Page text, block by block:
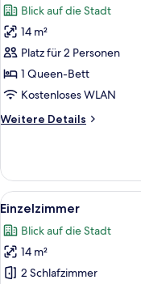
für
Standard-
Doppelzimmer
anzeigen
Blick auf die Stadt
14 m²
Platz für 2 Personen
1 Queen-Bett
Kostenloses WLAN
Weitere Details
Weitere
Doppelzimmer
Alle
Fotos
für
Einzelzimmer
anzeigen
1
Einzelzimmer
Blick auf die Stadt
14 m²
2 Schlafzimmer